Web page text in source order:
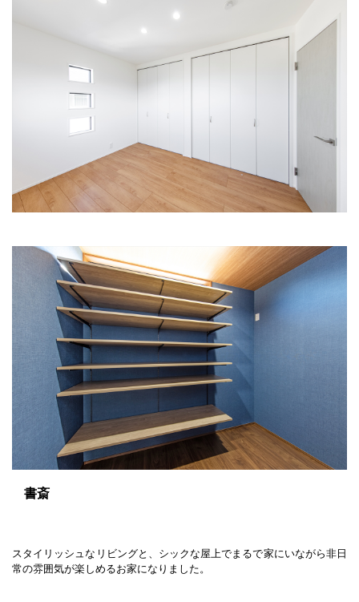
書斎
スタイリッシュなリビングと、シックな屋上でまるで家にいながら非日
常の雰囲気が楽しめるお家になりました。